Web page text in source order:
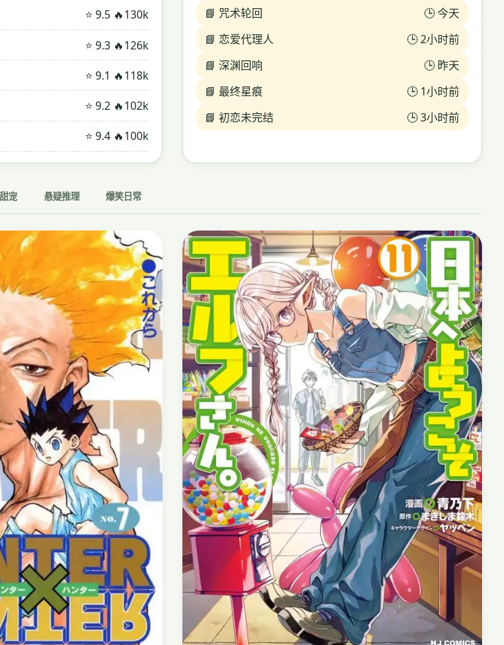
⭐ 9.5 🔥130k
⭐ 9.3 🔥126k
⭐ 9.1 🔥118k
⭐ 9.2 🔥102k
⭐ 9.4 🔥100k
📘 咒术轮回
🕒 今天
📘 恋爱代理人
🕒 2小时前
📘 深渊回响
🕒 昨天
📘 最终星痕
🕒 1小时前
📘 初恋未完结
🕒 3小时前
宠 悬疑推理 爆笑日常